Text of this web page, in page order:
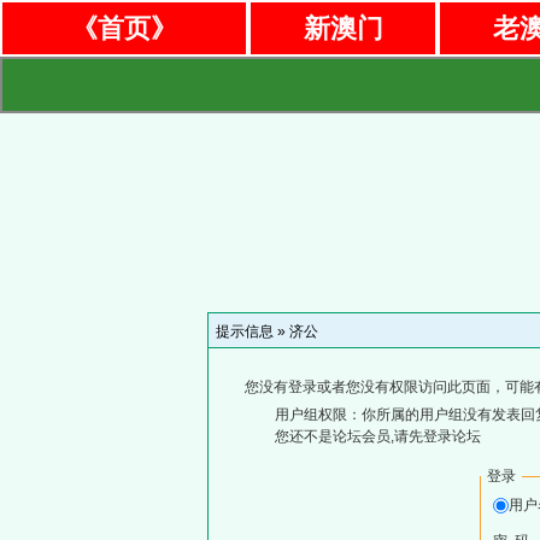
《首页》 新澳门 老
提示信息 » 济公
您没有登录或者您没有权限访问此页面，可能
用户组权限：你所属的用户组没有发表回
您还不是论坛会员,请先登录论坛
登录
用